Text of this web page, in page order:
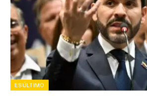
ESÚLTIMO